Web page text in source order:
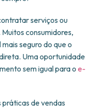
serviços ou
consumidores,
seguro do que o
Uma oportunidade
sem igual para o e-
práticas de vendas